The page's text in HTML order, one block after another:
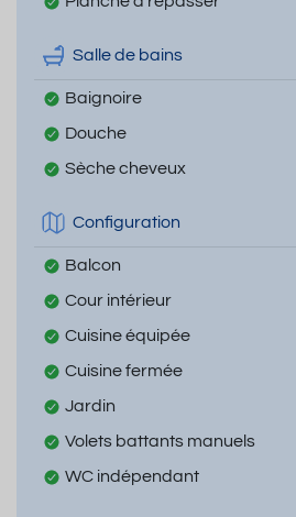
Salle de bains
Baignoire
Douche
Sèche cheveux
Configuration
Balcon
Cour intérieur
Cuisine équipée
Cuisine fermée
Jardin
Volets battants manuels
WC indépendant